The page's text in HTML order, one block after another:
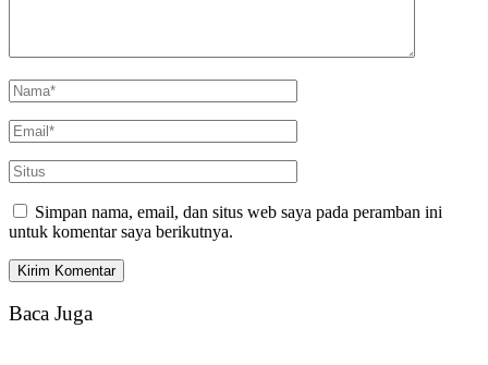
Simpan nama, email, dan situs web saya pada peramban ini
untuk komentar saya berikutnya.
Baca Juga